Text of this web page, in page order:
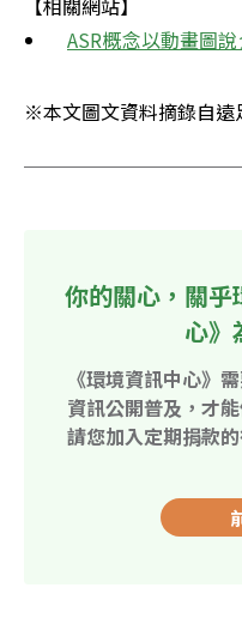
【相關網站】
ASR概念以動畫圖
※本文圖文資料摘錄自遠
你的關心，關
心》
《環境資訊中心》
資訊公開普及，才
請您加入定期捐款